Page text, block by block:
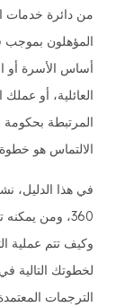
من دائرة خدمات
المؤهلون بموجب
أساس الأسرة أو
العائلية، أو عملك
المرتبطة بحكومة
الالتماس هو خطوة
360، ومن يمكنه
وكيف تتم عملية
لخطوتك التالية في